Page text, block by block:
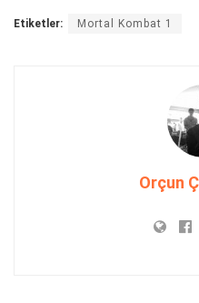
Etiketler: Mortal Kombat 1
Orçun